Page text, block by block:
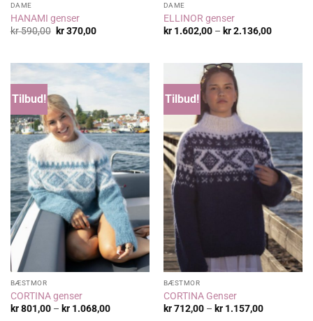
DAME
HANAMI genser
kr590,00 Opprinnelig
kr370,00Nåværende
DAME
ELLINOR genser
kr1.602,00 – kr2.136,00
Tilbud!
BÆSTMOR
CORTINA genser
kr801,00 – kr1.068,00Prisområde:
Tilbud!
BÆSTMOR
CORTINA Genser
kr712,00 – kr1.157,00